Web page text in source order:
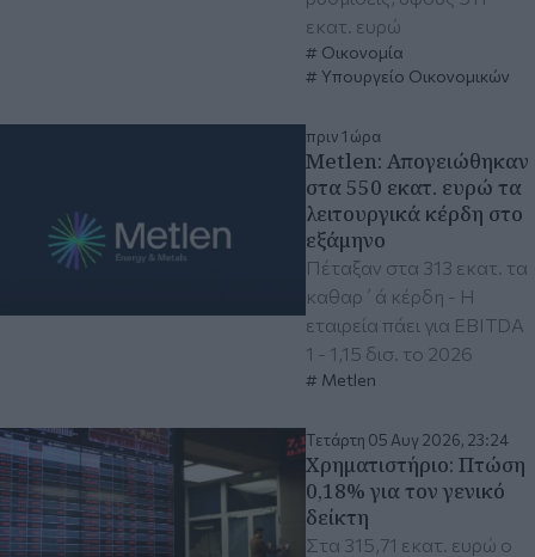
εκατ. ευρώ
Οικονομία
Υπουργείο Οικονομικών
πριν 1 ώρα
Μetlen: Απογειώθηκαν
στα 550 εκατ. ευρώ τα
λειτουργικά κέρδη στο
εξάμηνο
Πέταξαν στα 313 εκατ. τα
καθαρ΄ά κέρδη - H
εταιρεία πάει για EBITDA
1 - 1,15 δισ. το 2026
Metlen
Τετάρτη 05 Αυγ 2026, 23:24
Χρηματιστήριο: Πτώση
0,18% για τον γενικό
δείκτη
Στα 315,71 εκατ. ευρώ ο